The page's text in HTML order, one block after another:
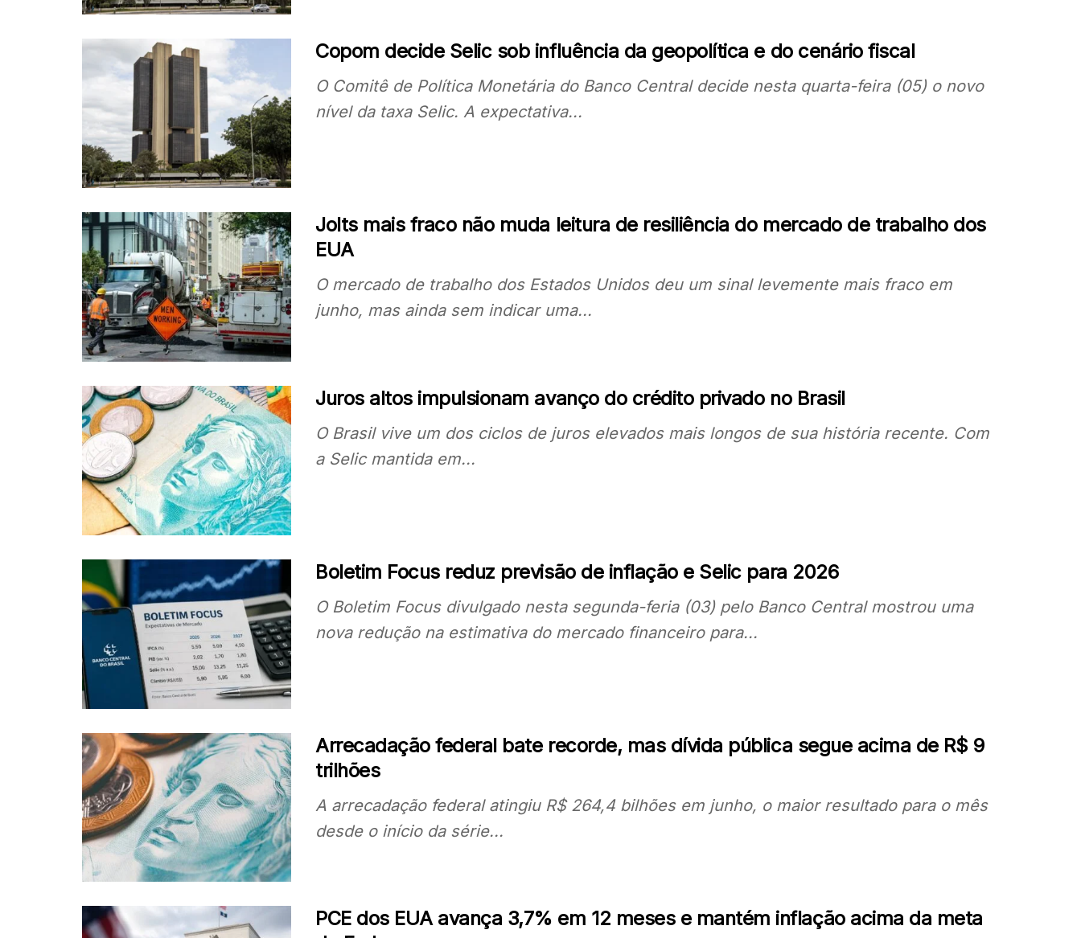
Copom decide Selic sob influência da geopolítica e do cenário fiscal
O Comitê de Política Monetária do Banco Central decide nesta quarta-feira (05) o novo
nível da taxa Selic. A expectativa...
Jolts mais fraco não muda leitura de resiliência do mercado de trabalho dos
EUA
O mercado de trabalho dos Estados Unidos deu um sinal levemente mais fraco em
junho, mas ainda sem indicar uma...
Juros altos impulsionam avanço do crédito privado no Brasil
O Brasil vive um dos ciclos de juros elevados mais longos de sua história recente. Com
a Selic mantida em...
Boletim Focus reduz previsão de inflação e Selic para 2026
O Boletim Focus divulgado nesta segunda-feria (03) pelo Banco Central mostrou uma
nova redução na estimativa do mercado financeiro para...
Arrecadação federal bate recorde, mas dívida pública segue acima de R$ 9
trilhões
A arrecadação federal atingiu R$ 264,4 bilhões em junho, o maior resultado para o mês
desde o início da série...
PCE dos EUA avança 3,7% em 12 meses e mantém inflação acima da meta